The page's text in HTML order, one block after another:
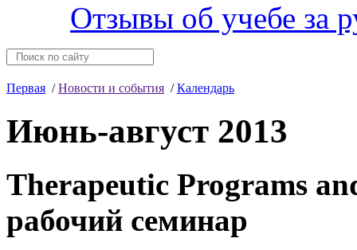
Отзывы об учебе за
Первая /Новости и события /Календарь
Июнь-август 2013
Therapeutic Programs
рабочий семинар